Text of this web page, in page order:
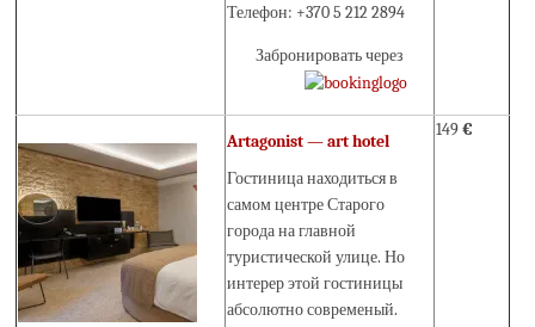
Телефон: +370 5 212 2894
Забронировать через
Artagonist — art hotel
Гостиница находиться в
самом центре Старого
города на главной
туристической улице. Но
интерер этой гостиницы
абсолютно современый.
149€